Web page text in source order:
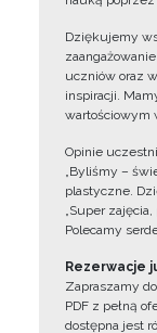
Dziękujemy
uczniów oraz
inspiracji.
wartościowym
Opinie
„Byliśmy –
plastyczne.
„Super
Polecamy
Rezerwacje
Zapraszamy
PDF z pełną
dostępna jest